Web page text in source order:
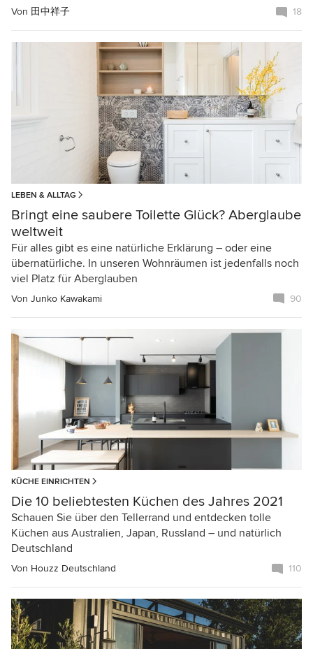
Von 田中祥子 18
LEBEN & ALLTAG
Bringt eine saubere Toilette Glück? Aberglaube
weltweit
Für alles gibt es eine natürliche Erklärung – oder eine
übernatürliche. In unseren Wohnräumen ist jedenfalls noch
viel Platz für Aberglauben
Von Junko Kawakami 90
KÜCHE EINRICHTEN
Die 10 beliebtesten Küchen des Jahres 2021
Schauen Sie über den Tellerrand und entdecken tolle
Küchen aus Australien, Japan, Russland – und natürlich
Deutschland
Von Houzz Deutschland 110